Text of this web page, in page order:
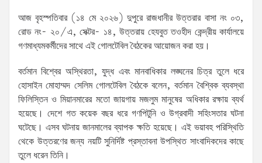
আজ বৃহস্পতিবার (১৪ মে ২০২৬) দুপুরে রাজধানীর উত্তরার বাসা নং ০৩,
রোড নং- ২০/এ, সেক্টর- ১৪, উত্তরায় হেযবুত তওহীদ কেন্দ্রীয় কার্যালয়ে
গণমাধ্যমকর্মীদের সাথে এই গোলটেবিল বৈঠকের আয়োজন করা হয়।
বর্তমান বিশ্বের অস্থিরতা, যুদ্ধ এবং মানবাধিকার লঙ্ঘনের চিত্র তুলে ধরে
হোসাইন মোহাম্মদ সেলিম গোলটেবিল বৈঠকে বলেন, বর্তমান বৈশ্বিক ব্যবস্থা
ফিলিস্তিন ও মিয়ানমারের মতো জায়গায় মজলুম মানুষের অধিকার রক্ষায় ব্যর্থ
হয়েছে। দেশে গত কয়েক বছর ধরে গণপিটুনি ও উগ্রবাদী সহিংসতার ঘটনা
ঘটেছে। এসব ঘটনায় জানমালের ব্যাপক ক্ষতি হয়েছে। এই ভয়াবহ পরিস্থিতি
থেকে উত্তরণের জন্য নয়টি সুনির্দিষ্ট প্রস্তাবনা উপস্থিত সাংবাদিকদের কাছে
তুলে ধরেন তিনি।